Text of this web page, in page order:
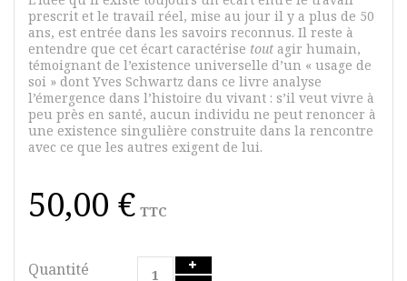
prescrit et le travail réel, mise au jour il y a plus de 50
ans, est entrée dans les savoirs reconnus. Il reste à
entendre que cet écart caractérise tout agir humain,
témoignant de l’existence universelle d’un « usage de
soi » dont Yves Schwartz dans ce livre analyse
l’émergence dans l’histoire du vivant : s’il veut vivre à
peu près en santé, aucun individu ne peut renoncer à
une existence singulière construite dans la rencontre
avec ce que les autres exigent de lui.
50,00 € TTC
Quantité